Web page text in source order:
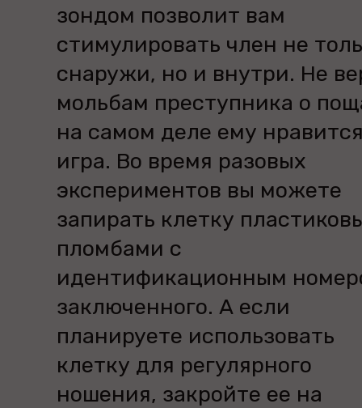
зондом позволит вам
стимулировать член не
снаружи, но и внутри. Не
мольбам преступника о
на самом деле ему
игра. Во время разовых
экспериментов вы можете
запирать клетку
пломбами с
идентификационным
заключенного. А если
планируете использовать
клетку для регулярного
ношения, закройте ее на